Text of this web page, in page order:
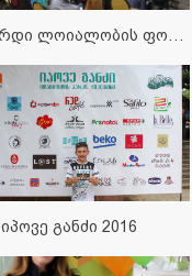
უნიქარდი ლოიალობის ფორუმზე, კიევში
იპოვე განძი 2016